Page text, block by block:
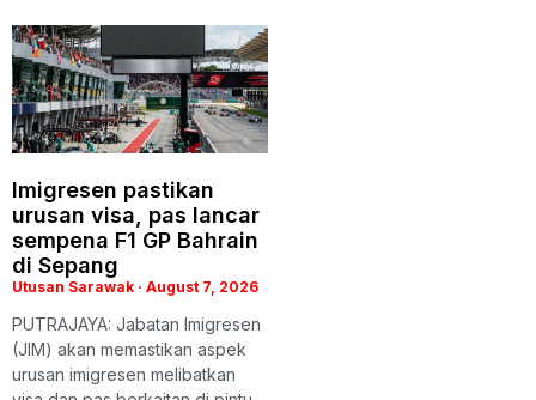
Imigresen pastikan
urusan visa, pas lancar
sempena F1 GP Bahrain
di Sepang
Utusan Sarawak August 7, 2026
PUTRAJAYA: Jabatan Imigresen
(JIM) akan memastikan aspek
urusan imigresen melibatkan